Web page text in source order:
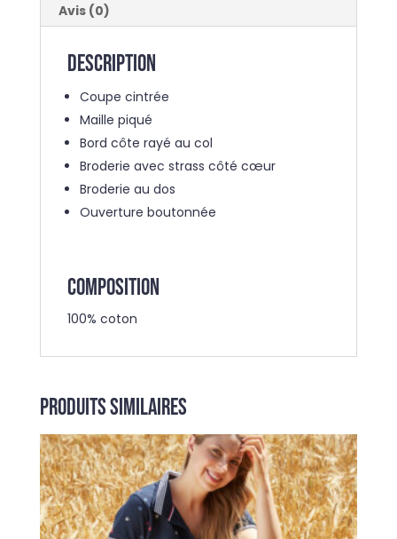
Avis (0)
Description
Coupe cintrée
Maille piqué
Bord côte rayé au col
Broderie avec strass côté cœur
Broderie au dos
Ouverture boutonnée
COMPOSITION
100% coton
Produits similaires